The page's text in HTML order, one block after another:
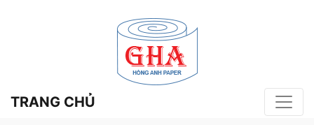
TRANG CHỦ